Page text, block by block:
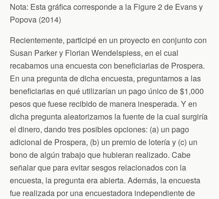
Nota: Esta gráfica corresponde a la Figure 2 de Evans y
Popova (2014)
Recientemente, participé en un proyecto en conjunto con
Susan Parker y Florian Wendelspiess, en el cual
recabamos una encuesta con beneficiarias de Prospera.
En una pregunta de dicha encuesta, preguntamos a las
beneficiarias en qué utilizarían un pago único de $1,000
pesos que fuese recibido de manera inesperada. Y en
dicha pregunta aleatorizamos la fuente de la cual surgiría
el dinero, dando tres posibles opciones: (a) un pago
adicional de Prospera, (b) un premio de lotería y (c) un
bono de algún trabajo que hubieran realizado. Cabe
señalar que para evitar sesgos relacionados con la
encuesta, la pregunta era abierta. Además, la encuesta
fue realizada por una encuestadora independiente de